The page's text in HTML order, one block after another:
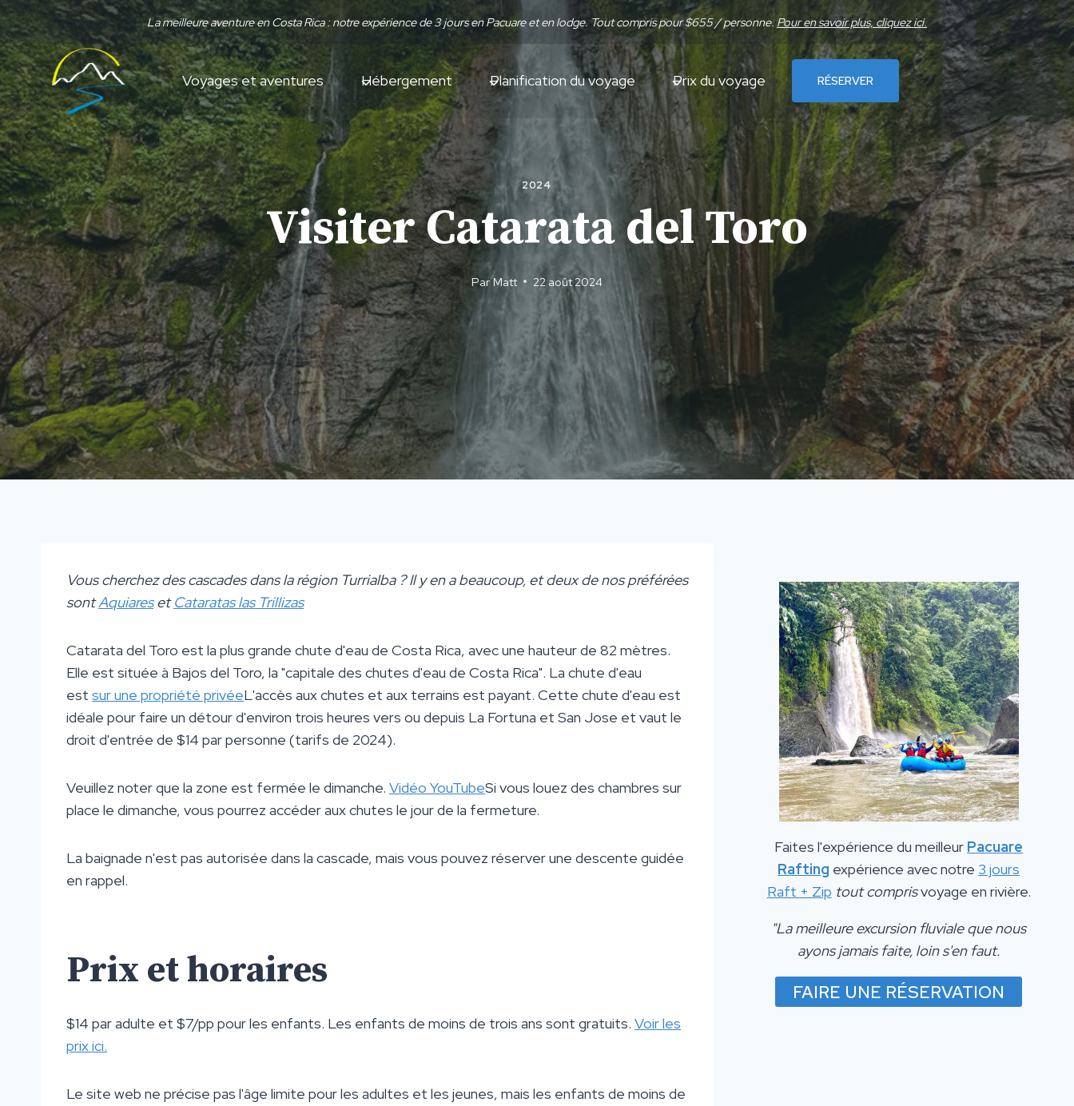
Aller
au
contenu
La meilleure aventure en Costa Rica : notre expérience de 3 jours en Pacuare et en lodge. Tout compris pour $655 / personne. Pour en savoir plus, cliquez ici.
Voyages et aventures Hébergement Planification du voyage Prix du voyage RÉSERVER
2024
Visiter Catarata del Toro
ParMatt 22 août 2024
Vous cherchez des cascades dans la région Turrialba ? Il y en a beaucoup, et deux de nos préférées
sontAquiaresetCataratas las Trillizas
Catarata del Toro est la plus grande chute d'eau de Costa Rica, avec une hauteur de 82 mètres.
Elle est située à Bajos del Toro, la "capitale des chutes d'eau de Costa Rica". La chute d'eau
est sur une propriété privéeL'accès aux chutes et aux terrains est payant. Cette chute d'eau est
idéale pour faire un détour d'environ trois heures vers ou depuis La Fortuna et San Jose et vaut le
droit d'entrée de $14 par personne (tarifs de 2024).
Veuillez noter que la zone est fermée le dimanche. Vidéo YouTubeSi vous louez des chambres sur
place le dimanche, vous pourrez accéder aux chutes le jour de la fermeture.
La baignade n'est pas autorisée dans la cascade, mais vous pouvez réserver une descente guidée
en rappel.
Prix et horaires
$14 par adulte et $7/pp pour les enfants. Les enfants de moins de trois ans sont gratuits. Voir les
prix ici.
Le site web ne précise pas l'âge limite pour les adultes et les jeunes, mais les enfants de moins de
Faites l'expérience du meilleur Pacuare
Rafting expérience avec notre 3 jours
Raft + Zip tout comprisvoyage en rivière.
"La meilleure excursion fluviale que nous
ayons jamais faite, loin s'en faut.
FAIRE UNE RÉSERVATION